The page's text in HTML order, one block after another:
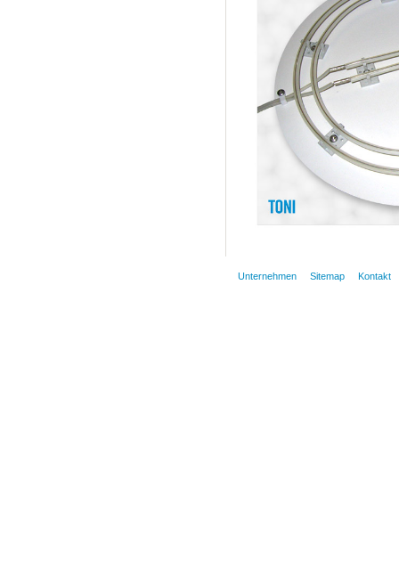
Unternehmen Sitemap Kontakt